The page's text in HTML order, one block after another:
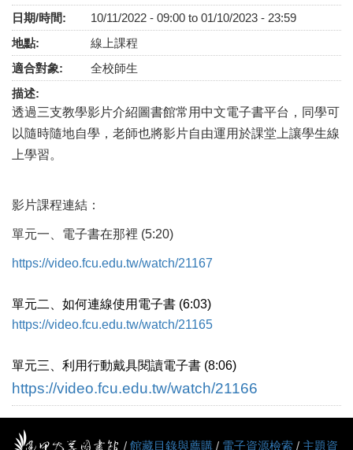
日期/時間:
10/11/2022 - 09:00 to 01/10/2023 - 23:59
地點:
線上課程
適合對象:
全校師生
描述:
透過三支教學影片介紹圖書館常用中文電子書平台，同學可
以隨時隨地自學，老師也將影片自由運用於課堂上讓學生線
上學習。
影片課程連結：
單元一、電子書在那裡 (5:20)
https://video.fcu.edu.tw/watch/21167
單元二、如何連線使用電子書 (6:03)
https://video.fcu.edu.tw/watch/21165
單元三、利用行動戴具閱讀電子書 (8:06)
https://video.fcu.edu.tw/watch/21166
/ 館藏目錄與薦購 / 電子資源檢索 / 主題資